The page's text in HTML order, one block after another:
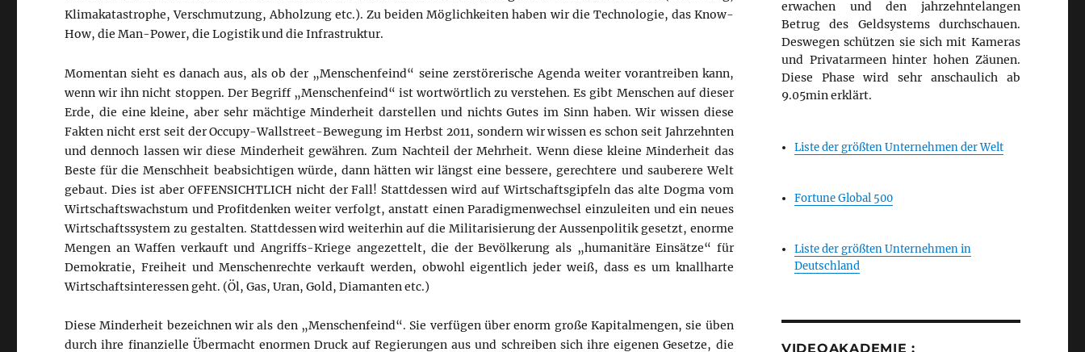
Klimakatastrophe, Verschmutzung, Abholzung etc.). Zu beiden Möglichkeiten haben wir die Technologie, das Know-
How, die Man-Power, die Logistik und die Infrastruktur.
Momentan sieht es danach aus, als ob der „Menschenfeind“ seine zerstörerische Agenda weiter vorantreiben kann,
wenn wir ihn nicht stoppen. Der Begriff „Menschenfeind“ ist wortwörtlich zu verstehen. Es gibt Menschen auf dieser
Erde, die eine kleine, aber sehr mächtige Minderheit darstellen und nichts Gutes im Sinn haben. Wir wissen diese
Fakten nicht erst seit der Occupy-Wallstreet-Bewegung im Herbst 2011, sondern wir wissen es schon seit Jahrzehnten
und dennoch lassen wir diese Minderheit gewähren. Zum Nachteil der Mehrheit. Wenn diese kleine Minderheit das
Beste für die Menschheit beabsichtigen würde, dann hätten wir längst eine bessere, gerechtere und sauberere Welt
gebaut. Dies ist aber OFFENSICHTLICH nicht der Fall! Stattdessen wird auf Wirtschaftsgipfeln das alte Dogma vom
Wirtschaftswachstum und Profitdenken weiter verfolgt, anstatt einen Paradigmenwechsel einzuleiten und ein neues
Wirtschaftssystem zu gestalten. Stattdessen wird weiterhin auf die Militarisierung der Aussenpolitik gesetzt, enorme
Mengen an Waffen verkauft und Angriffs-Kriege angezettelt, die der Bevölkerung als „humanitäre Einsätze“ für
Demokratie, Freiheit und Menschenrechte verkauft werden, obwohl eigentlich jeder weiß, dass es um knallharte
Wirtschaftsinteressen geht. (Öl, Gas, Uran, Gold, Diamanten etc.)
Diese Minderheit bezeichnen wir als den „Menschenfeind“. Sie verfügen über enorm große Kapitalmengen, sie üben
durch ihre finanzielle Übermacht enormen Druck auf Regierungen aus und schreiben sich ihre eigenen Gesetze, die
erwachen und den jahrzehntelangen
Betrug des Geldsystems durchschauen.
Deswegen schützen sie sich mit Kameras
und Privatarmeen hinter hohen Zäunen.
Diese Phase wird sehr anschaulich ab
9.05min erklärt.
Liste der größten Unternehmen der Welt
Fortune Global 500
Liste der größten Unternehmen in
Deutschland
VIDEOAKADEMIE :